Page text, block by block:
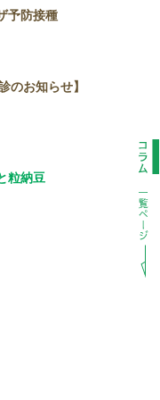
予防接種
のお知らせ】
粒納豆